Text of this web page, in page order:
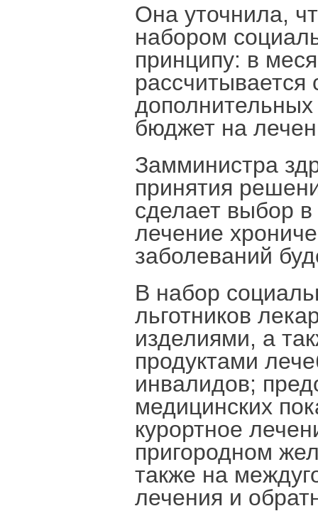
Она уточнила,
набором
принципу: в
бюджет на
Замминистра
принятия
сделает выбор в
лечение
заболеваний
В набор
льготников
изделиями, а
продуктами
инвалидов;
медицинских
курортное
пригородном
также на
лечения и